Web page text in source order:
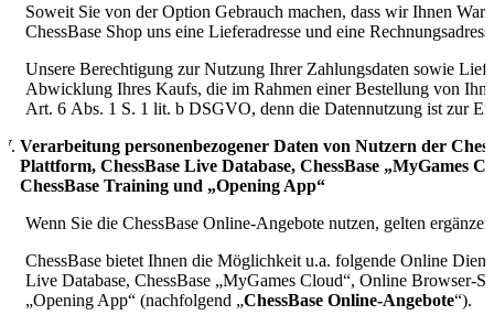
Soweit Sie von der Option Gebrauch machen, dass wir Ihnen
ChessBase Shop uns eine Lieferadresse und eine
Unsere Berechtigung zur Nutzung Ihrer Zahlungsdaten sowie
Abwicklung Ihres Kaufs, die im Rahmen einer Bestellung von
Art. 6 Abs. 1 S. 1 lit. b DSGVO, denn die Datennutzung ist zur
Verarbeitung personenbezogener Daten von Nutzern der
Plattform, ChessBase Live Database, ChessBase „MyGames
ChessBase Training und „Opening App“
Wenn Sie die ChessBase Online-Angebote nutzen, gelten
ChessBase bietet Ihnen die Möglichkeit u.a. folgende Online
Live Database, ChessBase „MyGames Cloud“, Online Browser-
„Opening App“ (nachfolgend „ChessBase Online-Angebote“).